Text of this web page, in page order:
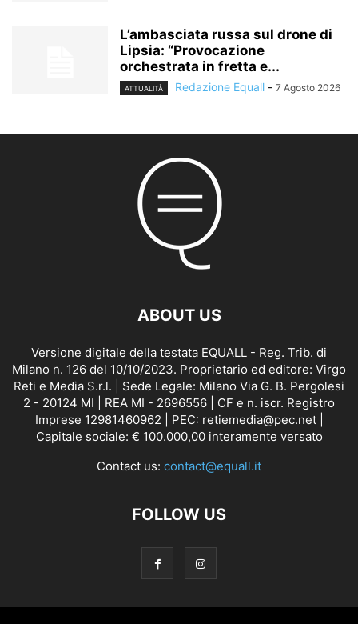
L’ambasciata russa sul drone di
Lipsia: “Provocazione
orchestrata in fretta e...
ATTUALITÀ Redazione Equall - 7 Agosto 2026
ABOUT US
Versione digitale della testata EQUALL - Reg. Trib. di
Milano n. 126 del 10/10/2023. Proprietario ed editore: Virgo
Reti e Media S.r.l. | Sede Legale: Milano Via G. B. Pergolesi
2 - 20124 MI | REA MI - 2696556 | CF e n. iscr. Registro
Imprese 12981460962 | PEC: retiemedia@pec.net |
Capitale sociale: € 100.000,00 interamente versato
Contact us: contact@equall.it
FOLLOW US